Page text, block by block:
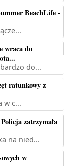
BeachLife -
wraca do
do...
ratunkowy z
w c...
zatrzymała
na nied...
w